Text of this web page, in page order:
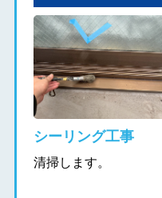
シーリング工事
清掃します。